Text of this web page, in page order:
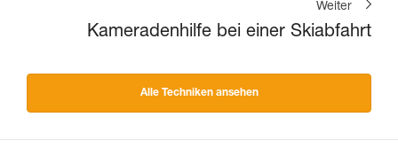
Weiter
Kameradenhilfe bei einer Skiabfahrt
Alle Techniken ansehen